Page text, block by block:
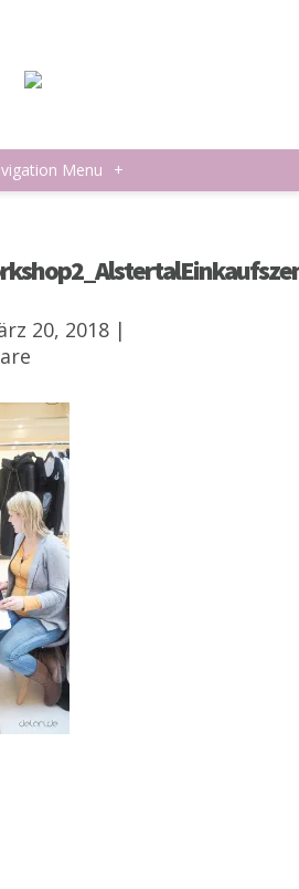
Menu +
20, 2018 |